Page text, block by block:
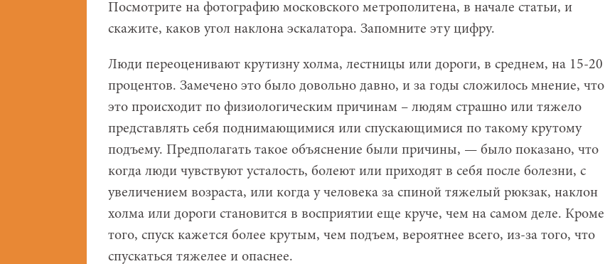
Посмотрите на фотографию московского метрополитена, в начале статьи, и
скажите, каков угол наклона эскалатора. Запомните эту цифру.
Люди переоценивают крутизну холма, лестницы или дороги, в среднем, на 15-20
процентов. Замечено это было довольно давно, и за годы сложилось мнение, что
это происходит по физиологическим причинам – людям страшно или тяжело
представлять себя поднимающимися или спускающимися по такому крутому
подъему. Предполагать такое объяснение были причины, — было показано, что
когда люди чувствуют усталость, болеют или приходят в себя после болезни, с
увеличением возраста, или когда у человека за спиной тяжелый рюкзак, наклон
холма или дороги становится в восприятии еще круче, чем на самом деле. Кроме
того, спуск кажется более крутым, чем подъем, вероятнее всего, из-за того, что
спускаться тяжелее и опаснее.